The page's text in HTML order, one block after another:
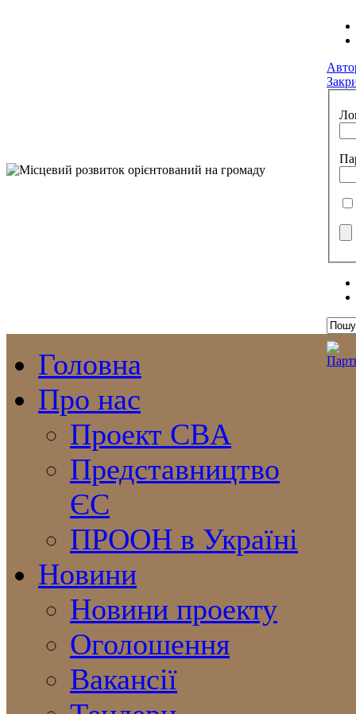
Головна
Про нас
Проект CBA
Представництво
ЄС
ПРООН в Україні
Новини
Новини проекту
Оголошення
Вакансії